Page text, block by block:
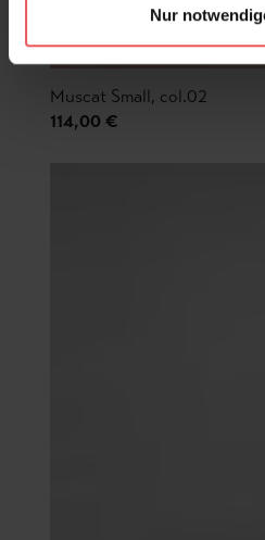
Nur
Muscat Small, col.02
114,00 €